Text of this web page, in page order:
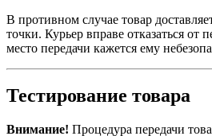
В противном случае товар
точки. Курьер вправе отказаться от
место передачи кажется ему
Тестирование товара
Внимание! Процедура передачи